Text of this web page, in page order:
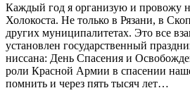
Каждый год я организую и провожу
Холокоста. Не только в Рязани, в
других муниципалитетах. Это все
установлен государственный
ниссана: День Спасения и
роли Красной Армии в спасении
помнить и через пять тысяч лет…